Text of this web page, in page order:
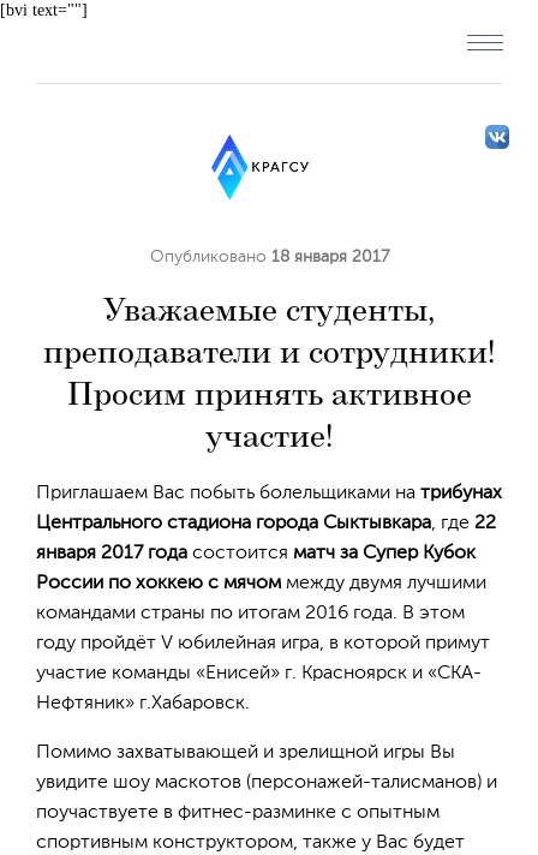
[bvi text=""]
Опубликовано 18 января 2017
Уважаемые студенты,
преподаватели и сотрудники!
Просим принять активное
участие!
Приглашаем Вас побыть болельщиками на трибунах
Центрального стадиона города Сыктывкара, где 22
января 2017 года состоится матч за Супер Кубок
России по хоккею с мячом между двумя лучшими
командами страны по итогам 2016 года. В этом
году пройдёт V юбилейная игра, в которой примут
участие команды «Енисей» г. Красноярск и «СКА-
Нефтяник» г.Хабаровск.
Помимо захватывающей и зрелищной игры Вы
увидите шоу маскотов (персонажей-талисманов) и
поучаствуете в фитнес-разминке с опытным
спортивным конструктором, также у Вас будет